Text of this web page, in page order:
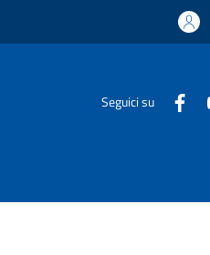
Seguici su